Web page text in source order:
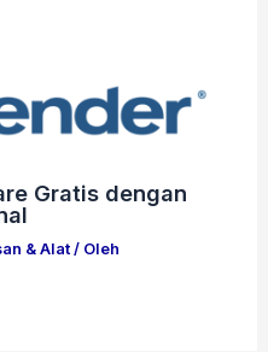
Gratis dengan
& Alat/ Oleh